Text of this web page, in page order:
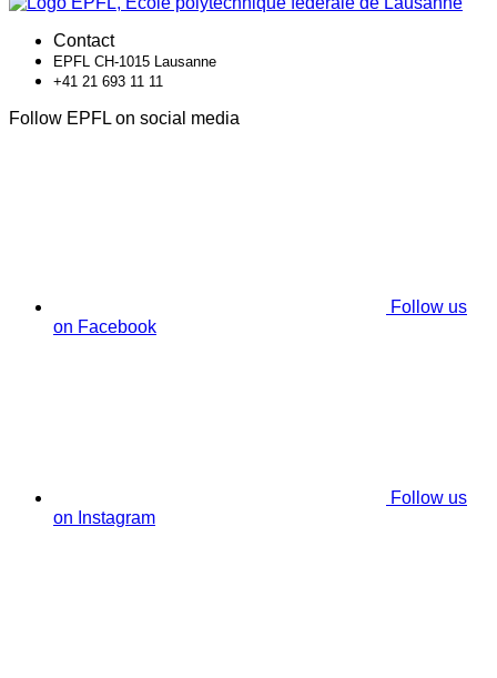
Contact
EPFL CH-1015 Lausanne
+41 21 693 11 11
Follow EPFL on social media
Follow us
on Facebook
Follow us
on Instagram